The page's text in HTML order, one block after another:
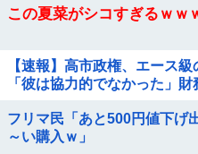
この夏菜がシコすぎるｗｗ
【速報】高市政権、エース
「彼は協力的でなかった」
フリマ民「あと500円値下げ
～い購入ｗ」